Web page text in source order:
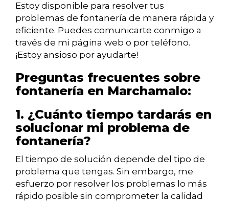
Estoy disponible para resolver tus
problemas de fontanería de manera rápida y
eficiente. Puedes comunicarte conmigo a
través de mi página web o por teléfono.
¡Estoy ansioso por ayudarte!
Preguntas frecuentes sobre
fontanería en Marchamalo:
1. ¿Cuánto tiempo tardarás en
solucionar mi problema de
fontanería?
El tiempo de solución depende del tipo de
problema que tengas. Sin embargo, me
esfuerzo por resolver los problemas lo más
rápido posible sin comprometer la calidad